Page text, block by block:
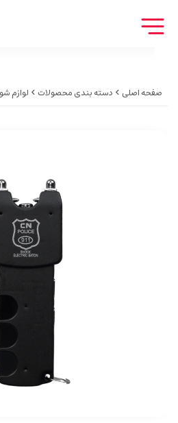
صفحه اصلی دسته بندی محصولات لوازم